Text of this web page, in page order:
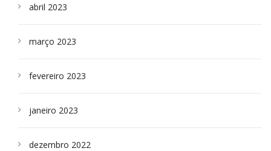
abril 2023
março 2023
fevereiro 2023
janeiro 2023
dezembro 2022